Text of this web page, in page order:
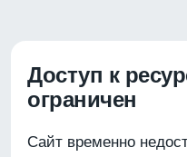
Доступ к
ограничен
Сайт временно